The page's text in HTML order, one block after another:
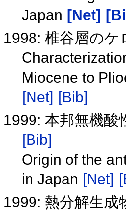
Japan [Net]
1998: 椎谷層の
Miocene to
[Net] [Bib]
1999: 本邦無機
[Bib]
Origin of the
in Japan [Net]
1999: 熱分解生